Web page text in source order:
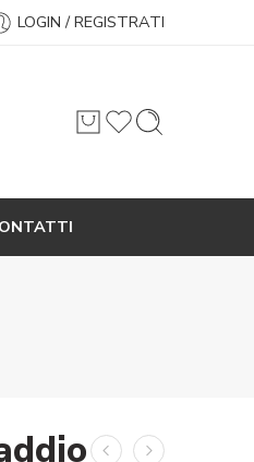
LOGIN / REGISTRATI